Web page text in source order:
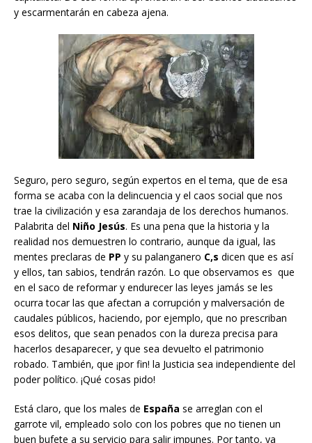
y escarmentarán en cabeza ajena.
Seguro, pero seguro, según expertos en el tema, que de esa
forma se acaba con la delincuencia y el caos social que nos
trae la civilización y esa zarandaja de los derechos humanos.
Palabrita del Niño Jesús. Es una pena que la historia y la
realidad nos demuestren lo contrario, aunque da igual, las
mentes preclaras de PP y su palanganero C,s dicen que es así
y ellos, tan sabios, tendrán razón. Lo que observamos es que
en el saco de reformar y endurecer las leyes jamás se les
ocurra tocar las que afectan a corrupción y malversación de
caudales públicos, haciendo, por ejemplo, que no prescriban
esos delitos, que sean penados con la dureza precisa para
hacerlos desaparecer, y que sea devuelto el patrimonio
robado. También, que ¡por fin! la Justicia sea independiente del
poder político. ¡Qué cosas pido!
Está claro, que los males de España se arreglan con el
garrote vil, empleado solo con los pobres que no tienen un
buen bufete a su servicio para salir impunes. Por tanto, ya